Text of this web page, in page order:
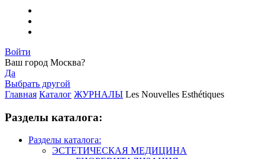
Войти
Ваш город Москва?
Да
Выбрать другой
Главная Каталог ЖУРНАЛЫ Les Nouvelles Esthétiques
Разделы каталога:
Разделы каталога:
ЭСТЕТИЧЕСКАЯ МЕДИЦИНА